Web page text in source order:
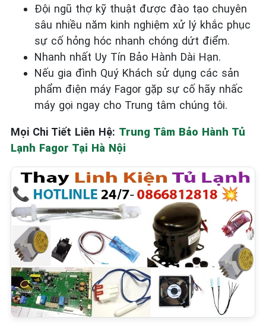
Đội ngũ thợ kỹ thuật được đào tạo chuyên
sâu nhiều năm kinh nghiệm xử lý khắc phục
sự cố hỏng hóc nhanh chóng dứt điểm.
Nhanh nhất Uy Tín Bảo Hành Dài Hạn.
Nếu gia đình Quý Khách sử dụng các sản
phẩm điện máy Fagor gặp sự cố hãy nhấc
máy gọi ngay cho Trung tâm chúng tôi.
Mọi Chi Tiết Liên Hệ: Trung Tâm Bảo Hành Tủ
Lạnh Fagor Tại Hà Nội